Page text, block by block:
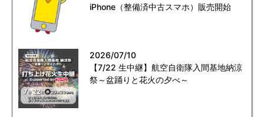
iPhone（整備済中古スマホ）販売開始
2026/07/10
【7/22 生中継】航空自衛隊入間基地納涼
祭～盆踊りと花火の夕べ～